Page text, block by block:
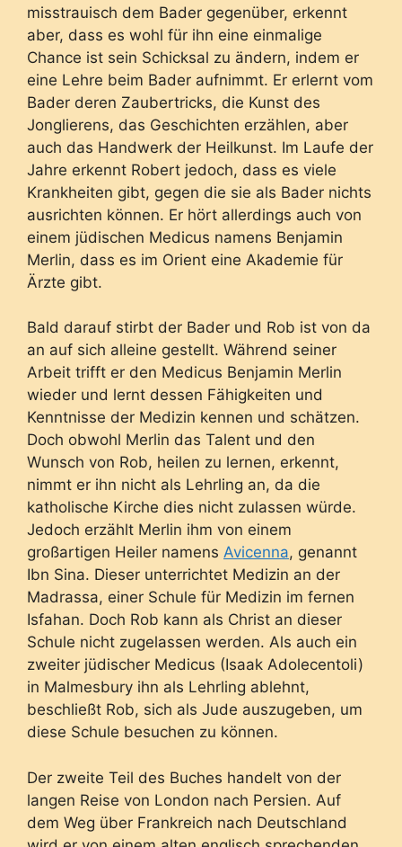
misstrauisch dem Bader gegenüber, erkennt
aber, dass es wohl für ihn eine einmalige
Chance ist sein Schicksal zu ändern, indem er
eine Lehre beim Bader aufnimmt. Er erlernt vom
Bader deren Zaubertricks, die Kunst des
Jonglierens, das Geschichten erzählen, aber
auch das Handwerk der Heilkunst. Im Laufe der
Jahre erkennt Robert jedoch, dass es viele
Krankheiten gibt, gegen die sie als Bader nichts
ausrichten können. Er hört allerdings auch von
einem jüdischen Medicus namens Benjamin
Merlin, dass es im Orient eine Akademie für
Ärzte gibt.
Bald darauf stirbt der Bader und Rob ist von da
an auf sich alleine gestellt. Während seiner
Arbeit trifft er den Medicus Benjamin Merlin
wieder und lernt dessen Fähigkeiten und
Kenntnisse der Medizin kennen und schätzen.
Doch obwohl Merlin das Talent und den
Wunsch von Rob, heilen zu lernen, erkennt,
nimmt er ihn nicht als Lehrling an, da die
katholische Kirche dies nicht zulassen würde.
Jedoch erzählt Merlin ihm von einem
großartigen Heiler namens Avicenna, genannt
Ibn Sina. Dieser unterrichtet Medizin an der
Madrassa, einer Schule für Medizin im fernen
Isfahan. Doch Rob kann als Christ an dieser
Schule nicht zugelassen werden. Als auch ein
zweiter jüdischer Medicus (Isaak Adolecentoli)
in Malmesbury ihn als Lehrling ablehnt,
beschließt Rob, sich als Jude auszugeben, um
diese Schule besuchen zu können.
Der zweite Teil des Buches handelt von der
langen Reise von London nach Persien. Auf
dem Weg über Frankreich nach Deutschland